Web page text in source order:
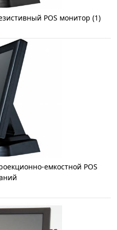
POS монитор (1)
емкостной POS